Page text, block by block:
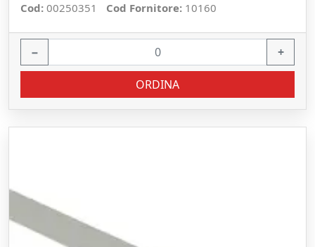
Cod: 00250351 Cod Fornitore: 10160
− +
ORDINA